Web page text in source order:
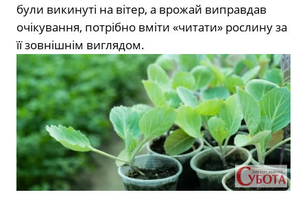
були викинуті на вітер, а врожай виправдав
очікування, потрібно вміти «читати» рослину за
її зовнішнім виглядом.